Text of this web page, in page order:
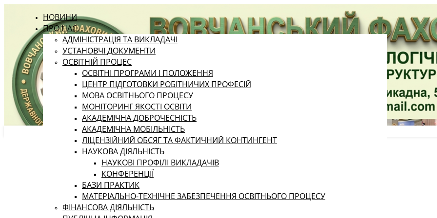
НОВИНИ
ПРО НАС
АДМІНІСТРАЦІЯ ТА ВИКЛАДАЧІ
УСТАНОВЧІ ДОКУМЕНТИ
ОСВІТНІЙ ПРОЦЕС
ОСВІТНІ ПРОГРАМИ І ПОЛОЖЕННЯ
ЦЕНТР ПІДГОТОВКИ РОБІТНИЧИХ ПРОФЕСІЙ
МОВА ОСВІТНЬОГО ПРОЦЕСУ
МОНІТОРИНГ ЯКОСТІ ОСВІТИ
АКАДЕМІЧНА ДОБРОЧЕСНІСТЬ
АКАДЕМІЧНА МОБІЛЬНІСТЬ
ЛІЦЕНЗІЙНИЙ ОБСЯГ ТА ФАКТИЧНИЙ КОНТИНГЕНТ
НАУКОВА ДІЯЛЬНІСТЬ
НАУКОВІ ПРОФІЛІ ВИКЛАДАЧІВ
КОНФЕРЕНЦІЇ
БАЗИ ПРАКТИК
МАТЕРІАЛЬНО-ТЕХНІЧНЕ ЗАБЕЗПЕЧЕННЯ ОСВІТНЬОГО ПРОЦЕСУ
ФІНАНСОВА ДІЯЛЬНІСТЬ